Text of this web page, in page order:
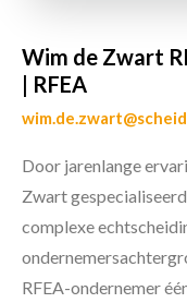
Wim de Zwart
| RFEA
Door jarenlange
Zwart
complexe
RFEA-ondernemer